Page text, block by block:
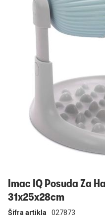
Prijavi se
Imac IQ Posuda Za
31x25x28cm
Šifra artikla 027873